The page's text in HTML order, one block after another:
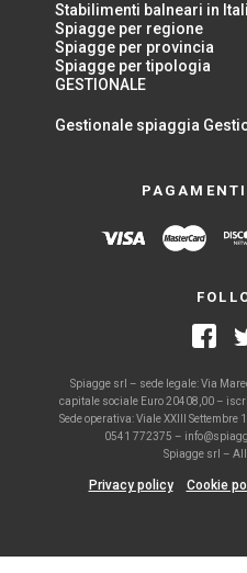
Stabilimenti balneari in
Spiagge per regione
Spiagge per provincia
Spiagge per tipologia
GESTIONALE
Gestionale spiaggia
Spiagge srl – sede legale: Via
capitale sociale Euro 20408,00 –
Sede operativa: Viale XXIII Settembre
0541 772375 –
Spiagge srl –
Privacy policy Cookie